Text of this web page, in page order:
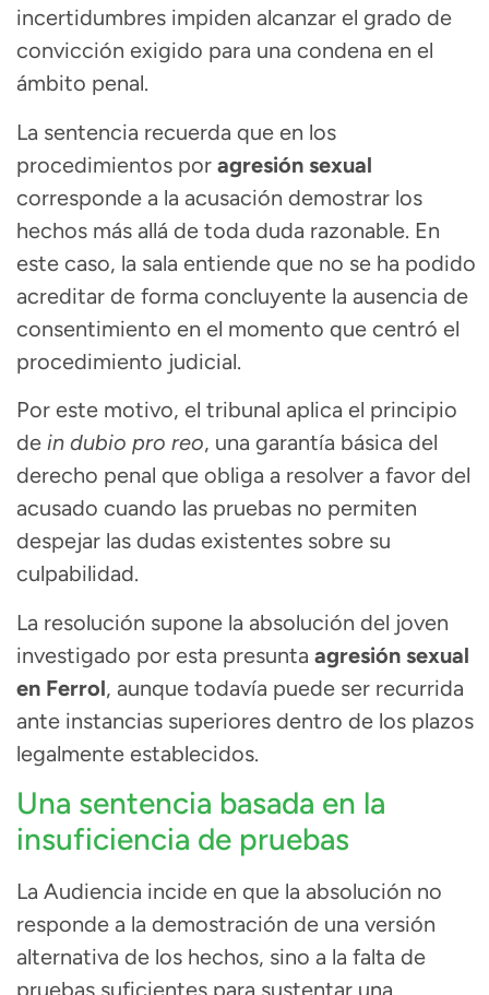
incertidumbres impiden alcanzar el grado de
convicción exigido para una condena en el
ámbito penal.
La sentencia recuerda que en los
procedimientos por agresión sexual
corresponde a la acusación demostrar los
hechos más allá de toda duda razonable. En
este caso, la sala entiende que no se ha podido
acreditar de forma concluyente la ausencia de
consentimiento en el momento que centró el
procedimiento judicial.
Por este motivo, el tribunal aplica el principio
de in dubio pro reo, una garantía básica del
derecho penal que obliga a resolver a favor del
acusado cuando las pruebas no permiten
despejar las dudas existentes sobre su
culpabilidad.
La resolución supone la absolución del joven
investigado por esta presunta agresión sexual
en Ferrol, aunque todavía puede ser recurrida
ante instancias superiores dentro de los plazos
legalmente establecidos.
Una sentencia basada en la
insuficiencia de pruebas
La Audiencia incide en que la absolución no
responde a la demostración de una versión
alternativa de los hechos, sino a la falta de
pruebas suficientes para sustentar una